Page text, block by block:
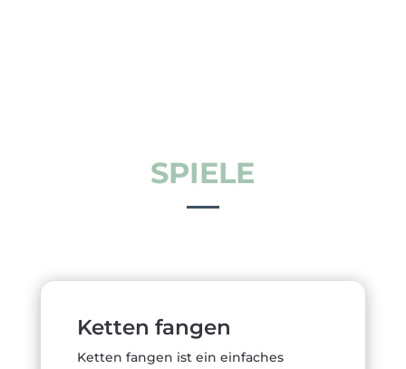
SPIELE
Ketten fangen
Ketten fangen ist ein einfaches